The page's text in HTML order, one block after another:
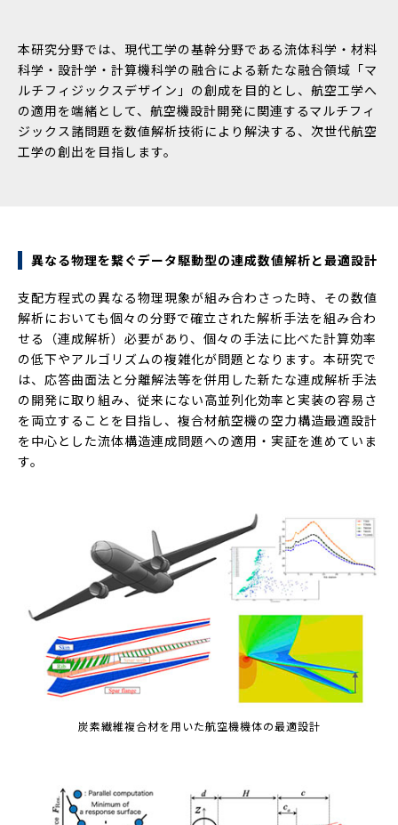
本研究分野では、現代工学の基幹分野である流体科学・材料
科学・設計学・計算機科学の融合による新たな融合領域「マ
ルチフィジックスデザイン」の創成を目的とし、航空工学へ
の適用を端緒として、航空機設計開発に関連するマルチフィ
ジックス諸問題を数値解析技術により解決する、次世代航空
工学の創出を目指します。
異なる物理を繋ぐデータ駆動型の連成数値解析と最適設計
支配方程式の異なる物理現象が組み合わさった時、その数値
解析においても個々の分野で確立された解析手法を組み合わ
せる（連成解析）必要があり、個々の手法に比べた計算効率
の低下やアルゴリズムの複雑化が問題となります。本研究で
は、応答曲面法と分離解法等を併用した新たな連成解析手法
の開発に取り組み、従来にない高並列化効率と実装の容易さ
を両立することを目指し、複合材航空機の空力構造最適設計
を中心とした流体構造連成問題への適用・実証を進めていま
す。
炭素繊維複合材を用いた航空機機体の最適設計